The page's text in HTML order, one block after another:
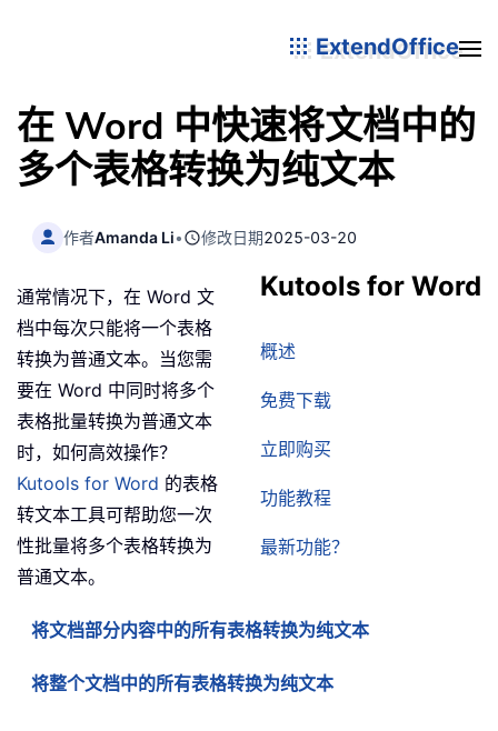
ExtendOffice
在 Word 中快速将文档中的
多个表格转换为纯文本
作者Amanda Li• 修改日期2025-03-20
Kutools for Word
概述
免费下载
立即购买
功能教程
最新功能？
通常情况下，在 Word 文
档中每次只能将一个表格
转换为普通文本。当您需
要在 Word 中同时将多个
表格批量转换为普通文本
时，如何高效操作？
Kutools for Word 的表格
转文本工具可帮助您一次
性批量将多个表格转换为
普通文本。
将文档部分内容中的所有表格转换为纯文本
将整个文档中的所有表格转换为纯文本